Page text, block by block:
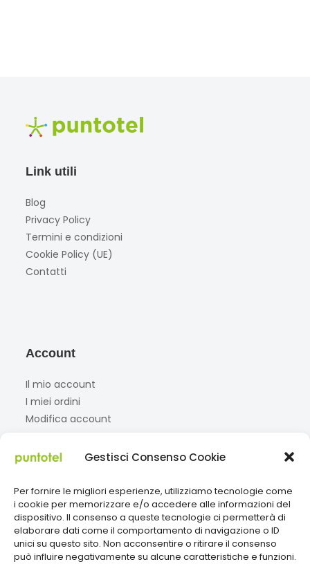
Gestisci Consenso Cookie
Per fornire le migliori esperienze, utilizziamo tecnologie come
i cookie per memorizzare e/o accedere alle informazioni del
dispositivo. Il consenso a queste tecnologie ci permetterà di
elaborare dati come il comportamento di navigazione o ID
unici su questo sito. Non acconsentire o ritirare il consenso
può influire negativamente su alcune caratteristiche e funzioni.
Link utili
Blog
Privacy Policy
Termini e condizioni
Cookie Policy (UE)
Contatti
Account
Il mio account
I miei ordini
Modifica account
Facebook
Instagram
TikTok
Paga con